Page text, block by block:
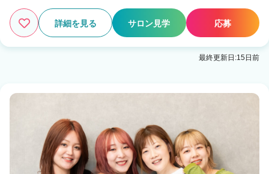
詳細を見る サロン見学 応募
最終更新日:15日前